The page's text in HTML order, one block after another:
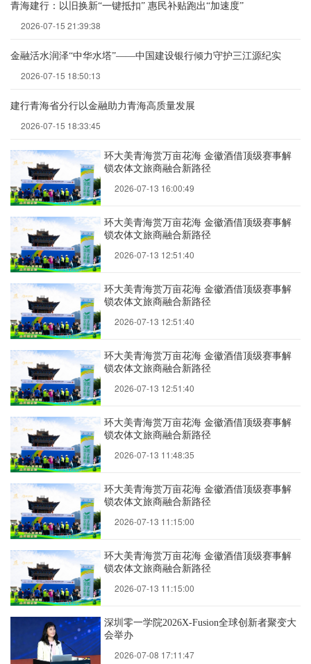
青海建行：以旧换新“一键抵扣” 惠民补贴跑出“加速度”
2026-07-15 21:39:38
金融活水润泽“中华水塔”——中国建设银行倾力守护三江源纪实
2026-07-15 18:50:13
建行青海省分行以金融助力青海高质量发展
2026-07-15 18:33:45
环大美青海赏万亩花海 金徽酒借顶级赛事解
锁农体文旅商融合新路径
2026-07-13 16:00:49
环大美青海赏万亩花海 金徽酒借顶级赛事解
锁农体文旅商融合新路径
2026-07-13 12:51:40
环大美青海赏万亩花海 金徽酒借顶级赛事解
锁农体文旅商融合新路径
2026-07-13 12:51:40
环大美青海赏万亩花海 金徽酒借顶级赛事解
锁农体文旅商融合新路径
2026-07-13 12:51:40
环大美青海赏万亩花海 金徽酒借顶级赛事解
锁农体文旅商融合新路径
2026-07-13 11:48:35
环大美青海赏万亩花海 金徽酒借顶级赛事解
锁农体文旅商融合新路径
2026-07-13 11:15:00
环大美青海赏万亩花海 金徽酒借顶级赛事解
锁农体文旅商融合新路径
2026-07-13 11:15:00
深圳零一学院2026X-Fusion全球创新者聚变大
会举办
2026-07-08 17:11:47